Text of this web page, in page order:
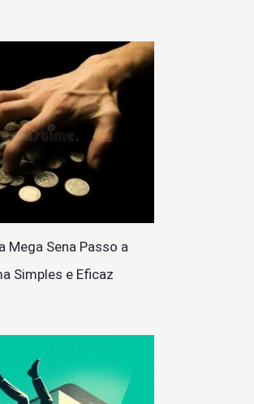
Mega Sena Passo a
Simples e Eficaz